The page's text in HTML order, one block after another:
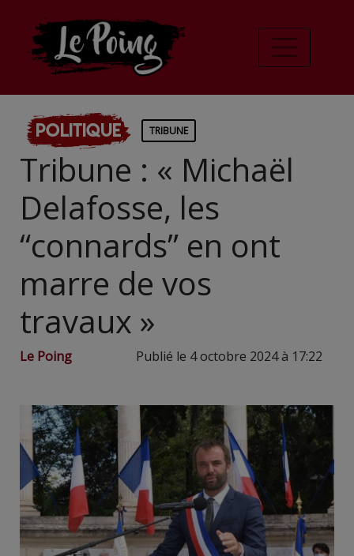
Politique TRIBUNE
Tribune : « Michaël
Delafosse, les
“connards” en ont
marre de vos
travaux »
Le Poing Publié le 4 octobre 2024 à 17:22